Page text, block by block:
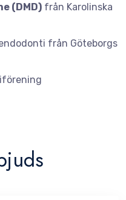
(DMD) från Karolinska
från Göteborgs